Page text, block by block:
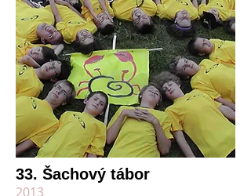
33. Šachový tábor
2013